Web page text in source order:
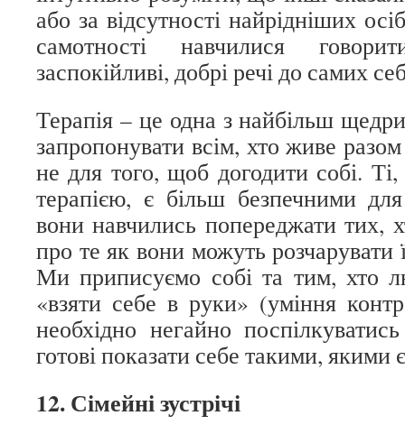
або за відсутності найрідніших
самотності навчилися
заспокійливі, добрі речі до самих
Терапія – це одна з найбільш
запропонувати всім, хто живе
не для того, щоб догодити собі.
терапією, є більш безпечними
вони навчились попереджати тих,
про те як вони можуть розчарувати
Ми приписуємо собі та тим, хто
«взяти себе в руки» (уміння
необхідно негайно
готові показати себе такими, якими
12. Сімейні зустрічі